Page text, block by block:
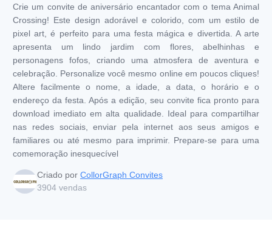
Crie um convite de aniversário encantador com o tema Animal
Crossing! Este design adorável e colorido, com um estilo de
pixel art, é perfeito para uma festa mágica e divertida. A arte
apresenta um lindo jardim com flores, abelhinhas e
personagens fofos, criando uma atmosfera de aventura e
celebração. Personalize você mesmo online em poucos cliques!
Altere facilmente o nome, a idade, a data, o horário e o
endereço da festa. Após a edição, seu convite fica pronto para
download imediato em alta qualidade. Ideal para compartilhar
nas redes sociais, enviar pela internet aos seus amigos e
familiares ou até mesmo para imprimir. Prepare-se para uma
comemoração inesquecível
Criado por CollorGraph Convites
3904 vendas